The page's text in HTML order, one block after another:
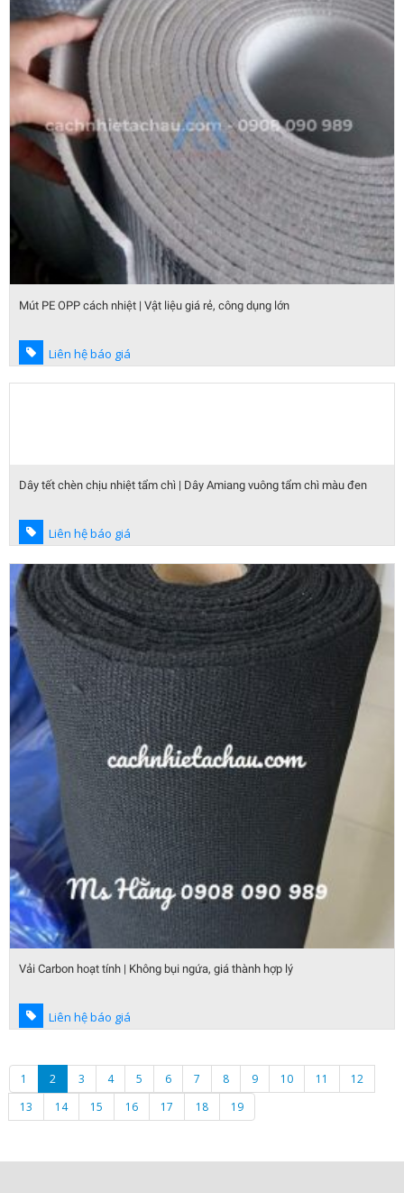
Mút PE OPP cách nhiệt | Vật liệu giá rẻ, công dụng lớn
Liên hệ báo giá
Dây tết chèn chịu nhiệt tẩm chì | Dây Amiang vuông tẩm chì màu đen
Liên hệ báo giá
Vải Carbon hoạt tính | Không bụi ngứa, giá thành hợp lý
Liên hệ báo giá
1 2 3 4 5 6 7 8 9 10 11
12
13
14 15 16 17 18 19